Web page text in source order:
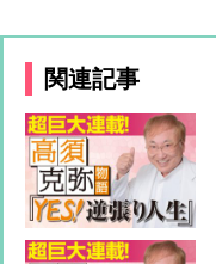
関連記事